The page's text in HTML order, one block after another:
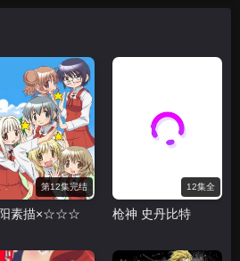
第12集完结
素描×☆☆☆
12集全
枪神 史丹比特